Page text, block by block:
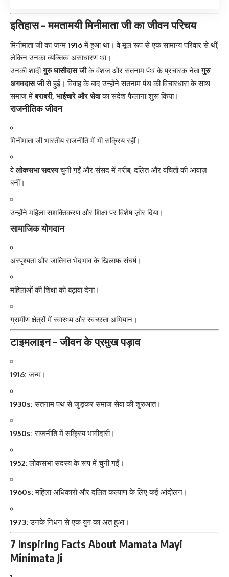
इतिहास – ममतामयी मिनीमाता जी का जीवन परिचय
मिनीमाता जी का जन्म 1916में हुआ था। वे मूल रूप से एक सामान्य परिवार से थीं,
लेकिन उनका व्यक्तित्व असाधारण था।
उनकी शादीगुरु घासीदास जीके वंशज और सतनाम पंथ के प्रचारक नेतागुरु
अगमदास जीसे हुई। विवाह के बाद उन्होंने सतनाम पंथ की विचारधारा के साथ
समाज मेंबराबरी, भाईचारे और सेवाका संदेश फैलाना शुरू किया।
राजनीतिक जीवन
मिनीमाता जी भारतीय राजनीति में भी सक्रिय रहीं।
वेलोकसभा सदस्यचुनी गईं और संसद में गरीब, दलित और वंचितों की आवाज़
बनीं।
उन्होंने महिला सशक्तिकरण और शिक्षा पर विशेष ज़ोर दिया।
सामाजिक योगदान
अस्पृश्यता और जातिगत भेदभाव के खिलाफ संघर्ष।
महिलाओं की शिक्षा को बढ़ावा देना।
ग्रामीण क्षेत्रों में स्वास्थ्य और स्वच्छता अभियान।
टाइमलाइन – जीवन के प्रमुख पड़ाव
1916: जन्म।
1930s: सतनाम पंथ से जुड़कर समाज सेवा की शुरुआत।
1950s: राजनीति में सक्रिय भागीदारी।
1952: लोकसभा सदस्य के रूप में चुनी गईं।
1960s: महिला अधिकारों और दलित कल्याण के लिए कई आंदोलन।
1973: उनके निधन से एक युग का अंत हुआ।
7 Inspiring Facts About Mamata Mayi
Minimata Ji